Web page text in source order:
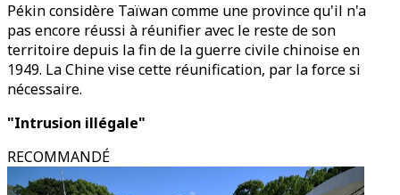
Pékin considère Taïwan comme une province qu'il n'a
pas encore réussi à réunifier avec le reste de son
territoire depuis la fin de la guerre civile chinoise en
1949. La Chine vise cette réunification, par la force si
nécessaire.
"Intrusion illégale"
RECOMMANDÉ